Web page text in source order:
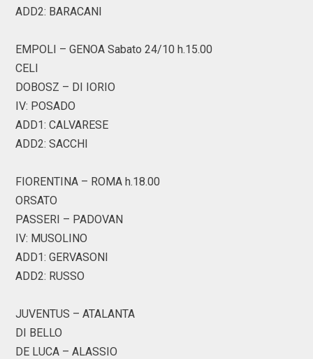
ADD2: BARACANI
EMPOLI – GENOA Sabato 24/10 h.15.00
CELI
DOBOSZ – DI IORIO
IV: POSADO
ADD1: CALVARESE
ADD2: SACCHI
FIORENTINA – ROMA h.18.00
ORSATO
PASSERI – PADOVAN
IV: MUSOLINO
ADD1: GERVASONI
ADD2: RUSSO
JUVENTUS – ATALANTA
DI BELLO
DE LUCA – ALASSIO